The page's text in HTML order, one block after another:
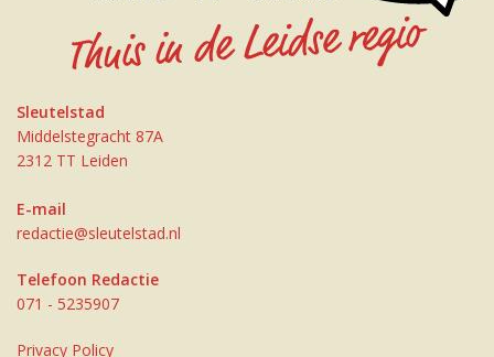
Sleutelstad
Middelstegracht 87A
2312 TT Leiden
E-mail
redactie@sleutelstad.nl
Telefoon Redactie
071 - 5235907
Privacy Policy